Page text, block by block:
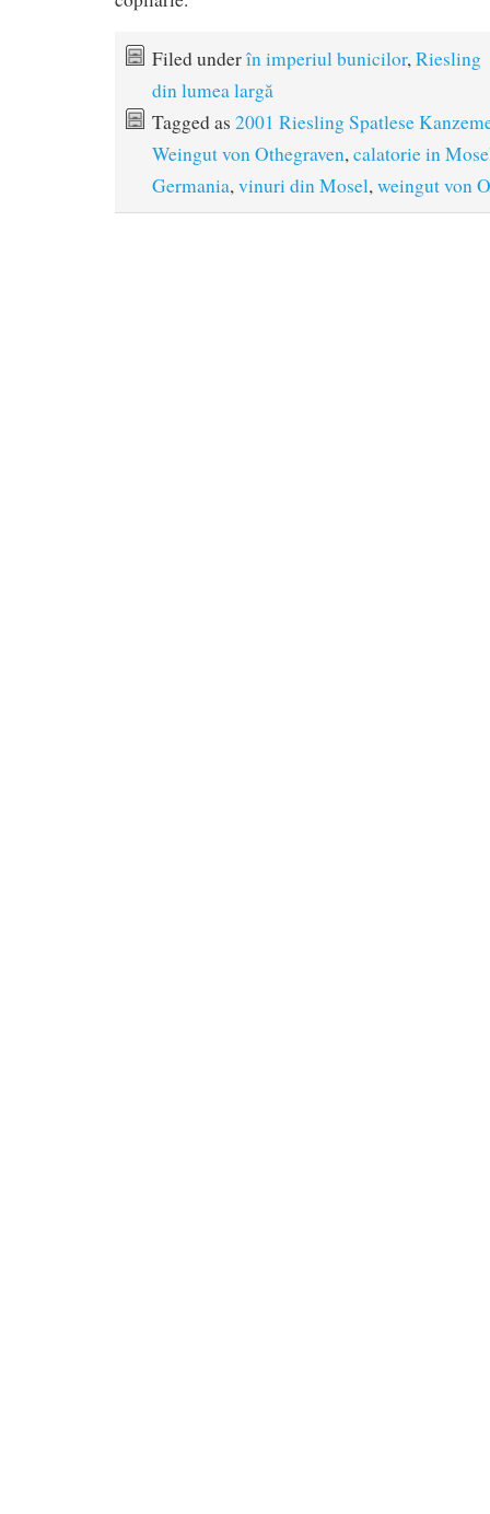
Filed underîn imperiul bunicilor,Riesling
din lumea largă
Tagged as 2001 Riesling Spatlese
Weingut von Othegraven,calatorie in
Germania,vinuri din Mosel,weingut von